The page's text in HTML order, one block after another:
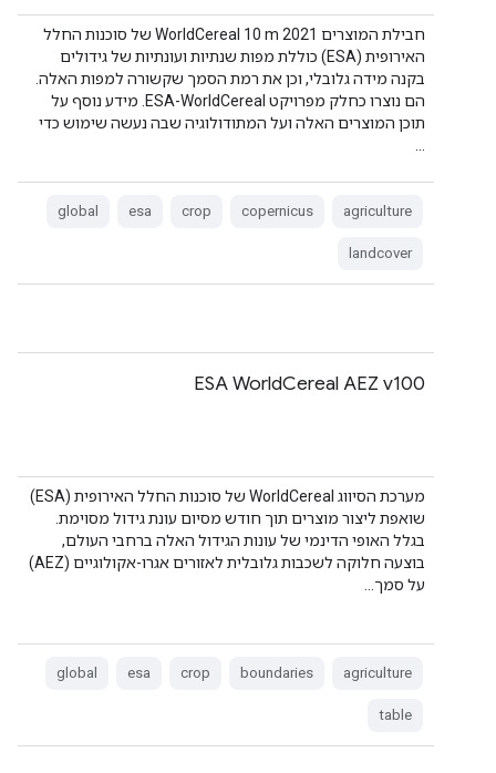
חבילת המוצרים WorldCereal 10 m 2021 של סוכנות החלל
האירופית (ESA) כוללת מפות שנתיות ועונתיות של גידולים
בקנה מידה גלובלי, וכן את רמת הסמך שקשורה למפות האלה.
הם נוצרו כחלק מפרויקט ESA-WorldCereal. מידע נוסף על
תוכן המוצרים האלה ועל המתודולוגיה שבה נעשה שימוש כדי
agriculture
copernicus
crop
esa
global
landcover
ESA WorldCereal AEZ v100
מערכת הסיווג WorldCereal של סוכנות החלל האירופית (ESA)
שואפת ליצור מוצרים תוך חודש מסיום עונת גידול מסוימת.
בגלל האופי הדינמי של עונות הגידול האלה ברחבי העולם,
בוצעה חלוקה לשכבות גלובלית לאזורים אגרו-אקולוגיים (AEZ)
על סמך…
agriculture
boundaries
crop
esa
global
table